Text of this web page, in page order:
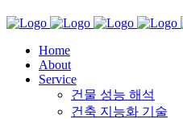
Home
About
Service
건물 성능 해석
건축 지능화 기술